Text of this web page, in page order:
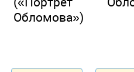
Обломова»)